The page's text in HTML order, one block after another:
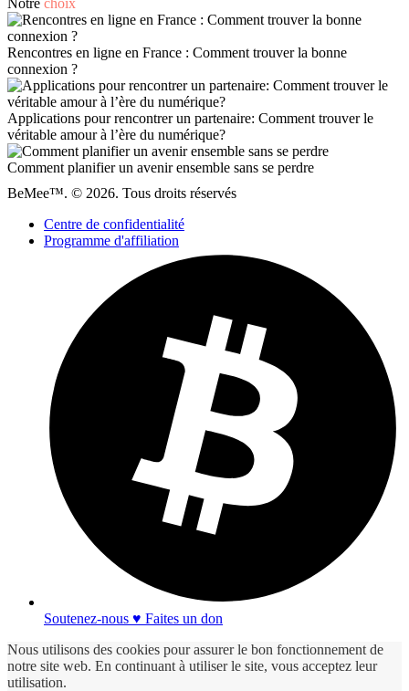
Rencontres en ligne en France : Comment trouver la bonne
connexion ?
Applications pour rencontrer un partenaire: Comment trouver le
véritable amour à l’ère du numérique?
Comment planifier un avenir ensemble sans se perdre
BeMee™. © 2026. Tous droits réservés
Centre de confidentialité
Programme d'affiliation
Soutenez-nous ♥ Faites un don
Nous utilisons des cookies pour assurer le bon fonctionnement de
notre site web. En continuant à utiliser le site, vous acceptez leur
utilisation.